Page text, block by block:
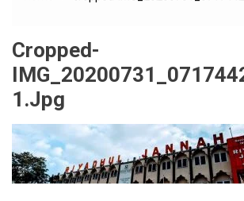
Cropped-
1.jpg